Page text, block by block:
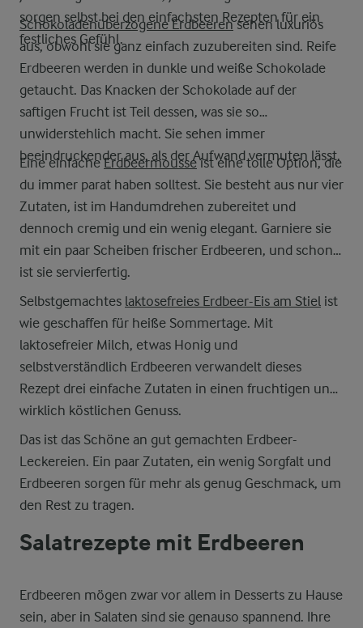
sorgen selbst bei den einfachsten Rezepten für ein
festliches Gefühl.
Schokoladenüberzogene Erdbeerensehen luxuriös
aus, obwohl sie ganz einfach zuzubereiten sind. Reife
Erdbeeren werden in dunkle und weiße Schokolade
getaucht. Das Knacken der Schokolade auf der
saftigen Frucht ist Teil dessen, was sie so
unwiderstehlich macht. Sie sehen immer
beeindruckender aus, als der Aufwand vermuten lässt.
Eine einfacheErdbeermousseist eine tolle Option, die
du immer parat haben solltest. Sie besteht aus nur vier
Zutaten, ist im Handumdrehen zubereitet und
dennoch cremig und ein wenig elegant. Garniere sie
mit ein paar Scheiben frischer Erdbeeren, und schon
ist sie servierfertig.
Selbstgemachtes laktosefreies Erdbeer-Eis am Stiel ist
wie geschaffen für heiße Sommertage. Mit
laktosefreier Milch, etwas Honig und
selbstverständlich Erdbeeren verwandelt dieses
Rezept drei einfache Zutaten in einen fruchtigen und
wirklich köstlichen Genuss.
Das ist das Schöne an gut gemachten Erdbeer-
Leckereien. Ein paar Zutaten, ein wenig Sorgfalt und
Erdbeeren sorgen für mehr als genug Geschmack, um
den Rest zu tragen.
Salatrezepte mit Erdbeeren
Erdbeeren mögen zwar vor allem in Desserts zu Hause
sein, aber in Salaten sind sie genauso spannend. Ihre